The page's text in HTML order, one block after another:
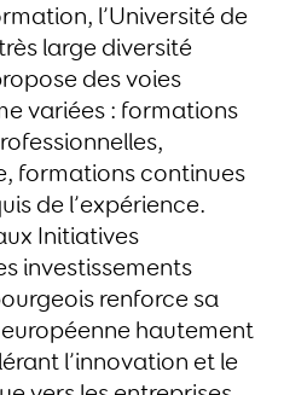
l’Université de
large diversité
des voies
variées : formations
formations continues
de l’expérience.
Initiatives
investissements
renforce sa
hautement
l’innovation et le